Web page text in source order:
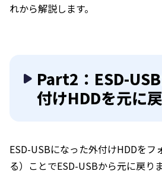
れから解説します。
Part2：ESD-
付けHDDを元に
ESD-USBになった外付けHDDをフ
る）ことでESD-USBから元に戻り